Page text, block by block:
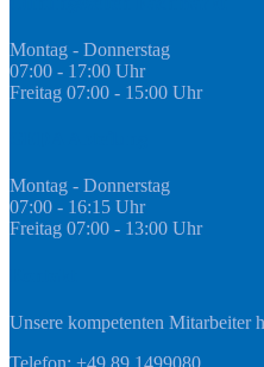
Montag - Donnerstag
07:00 - 17:00 Uhr
Freitag 07:00 - 15:00 Uhr
Montag - Donnerstag
07:00 - 16:15 Uhr
Freitag 07:00 - 13:00 Uhr
Unsere kompetenten Mitarbeiter
Telefon: +49 89 1499080